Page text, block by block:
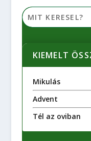
KIEMELT
Mikulás
Advent
Tél az oviban